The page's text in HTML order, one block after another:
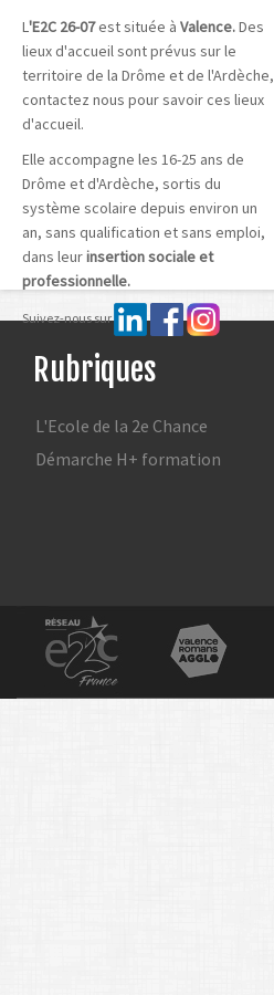
L 'E2C 26-07est située à Valence.Des
lieux d'accueil sont prévus sur le
territoire de la Drôme et de l'Ardèche,
contactez nous pour savoir ces lieux
d'accueil.
Elle accompagne les 16-25 ans de
Drôme et d'Ardèche, sortis du
système scolaire depuis environ un
an, sans qualification et sans emploi,
dans leurinsertion sociale et
professionnelle.
Suivez-nous sur
Rubriques
L'Ecole de la 2e Chance
Démarche H+ formation